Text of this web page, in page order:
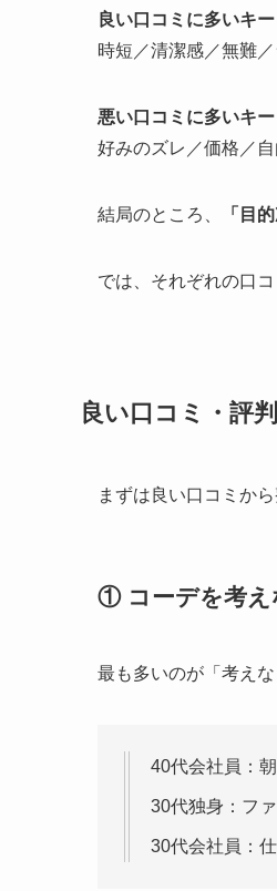
良い口コミに多いキ
時短／清潔感／無難
悪い口コミに多いキ
好みのズレ／価格／
結局のところ、 「目
では、それぞれの口
良い口コミ・評
まずは良い口コミから
① コーデを考え
最も多いのが「考え
40代会社員：
30代独身：フ
30代会社員：